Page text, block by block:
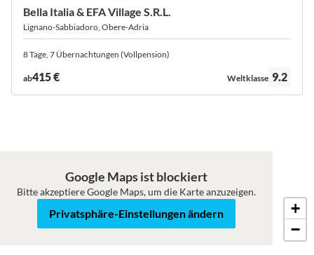
Bella Italia & EFA Village S.R.L.
Lignano-Sabbiadoro, Obere-Adria
8 Tage, 7 Übernachtungen (Vollpension)
ab415 € Bewertung:
Weltklasse 9.2
Karte Satellit
+
−
Google Maps ist blockiert
Bitte akzeptiere Google Maps, um die Karte anzuzeigen.
Privatsphäre-Einstellungen ändern